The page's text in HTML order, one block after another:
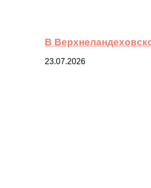
В
23.07.2026